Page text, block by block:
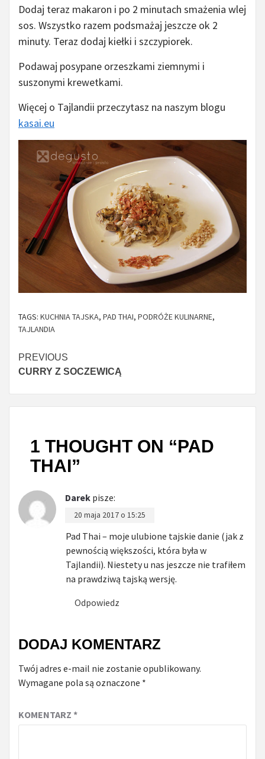
Dodaj teraz makaron i po 2 minutach smażenia wlej
sos. Wszystko razem podsmażaj jeszcze ok 2
minuty. Teraz dodaj kiełki i szczypiorek.
Podawaj posypane orzeszkami ziemnymi i
suszonymi krewetkami.
Więcej o Tajlandii przeczytasz na naszym blogu
kasai.eu
TAGS: KUCHNIA TAJSKA, PAD THAI, PODRÓŻE KULINARNE,
TAJLANDIA
Continue
Reading
PREVIOUS
CURRY Z SOCZEWICĄ
1 THOUGHT ON “PAD
THAI”
Darek pisze:
20 maja 2017 o 15:25
Pad Thai – moje ulubione tajskie danie (jak z
pewnością większości, która była w
Tajlandii). Niestety u nas jeszcze nie trafiłem
na prawdziwą tajską wersję.
Odpowiedz
DODAJ KOMENTARZ
Twój adres e-mail nie zostanie opublikowany.
Wymagane pola są oznaczone *
KOMENTARZ *